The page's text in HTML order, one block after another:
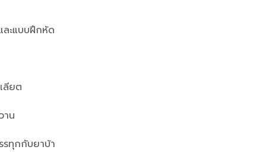
ะแบบฝึกหัด
ลียต
าน
ทุกกับยาบ้า